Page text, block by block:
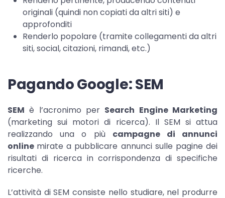
originali (quindi non copiati da altri siti) e
approfonditi
Renderlo popolare (tramite collegamenti da altri
siti, social, citazioni, rimandi, etc.)
Pagando Google: SEM
SEM è l’acronimo per Search Engine Marketing
(marketing sui motori di ricerca). Il SEM si attua
realizzando una o più campagne di annunci
online mirate a pubblicare annunci sulle pagine dei
risultati di ricerca in corrispondenza di specifiche
ricerche.
L’attività di SEM consiste nello studiare, nel produrre